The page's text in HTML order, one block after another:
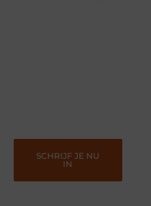
SCHRIJF JE NU
IN